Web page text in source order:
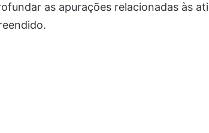
as apurações relacionadas às